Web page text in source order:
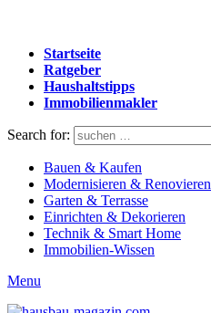
Startseite
Ratgeber
Haushaltstipps
Immobilienmakler
Search for:
Bauen & Kaufen
Modernisieren & Renovieren
Garten & Terrasse
Einrichten & Dekorieren
Technik & Smart Home
Immobilien-Wissen
Menu